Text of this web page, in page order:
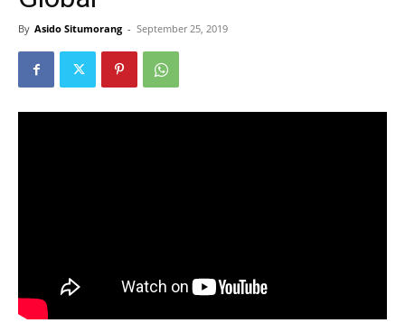
By Asido Situmorang - September 25, 2019